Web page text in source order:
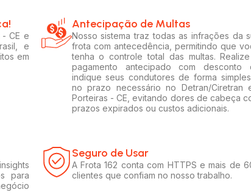
- CE e
e
em
Antecipação de Multas
Nosso sistema traz todas as infrações da
frota com antecedência, permitindo que
tenha o controle total das multas.
pagamento antecipado com desconto
indique seus condutores de forma
no prazo necessário no Detran/Ciretran
Porteiras - CE, evitando dores de cabeça
prazos expirados ou custos adicionais.
para
Seguro de Usar​
A Frota 162 conta com HTTPS e mais de
clientes que confiam no nosso trabalho.